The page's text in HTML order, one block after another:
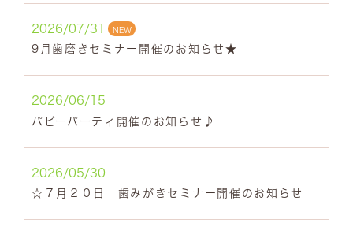
2026/07/31 NEW
9月歯磨きセミナー開催のお知らせ★
2026/06/15
パピーパーティ開催のお知らせ♪
2026/05/30
☆７月２０日 歯みがきセミナー開催のお知らせ